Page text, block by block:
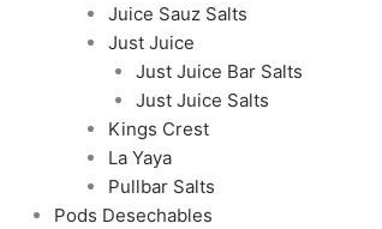
Juice Sauz Salts
Just Juice
Just Juice Bar Salts
Just Juice Salts
Kings Crest
La Yaya
Pullbar Salts
Pods Desechables